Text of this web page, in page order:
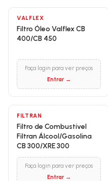
VALFLEX
Filtro Óleo Valflex CB
400/CB 450
Faça login para ver preços
Entrar →
FILTRAN
Filtro de Combustível
Filtran Álcool/Gasolina
CB 300/XRE 300
Faça login para ver preços
Entrar →